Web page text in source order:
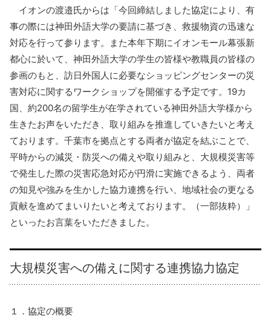
イオンの渡邉氏からは「今回締結しました協定により、有
事の際には神田外語大学の要請に基づき、救援物資の迅速な
対応を行って参ります。また本年下期にイオンモール幕張新
都心に於いて、神田外語大学の学生の皆様や教職員の皆様の
参画のもと、訪日外国人に必要なショッピングセンターの災
害対応に関するワークショップを開催する予定です。19カ
国、約200名の留学生が在学されている神田外語大学様から
生きたお声をいただき、取り組みを推進していきたいと考え
ております。千葉市を拠点とする両者が協定を結ぶことで、
平時からの減災・防災への備えや取り組みと、大規模災害等
で発生した際の災害応急対応が円滑に実施できるよう、両者
の知見や強みを生かした協力連携を行い、地域社会の更なる
貢献を進めてまいりたいと考えております。（一部抜粋）」
といったお言葉をいただきました。
大規模災害への備えに関する連携協力協定
１．協定の概要